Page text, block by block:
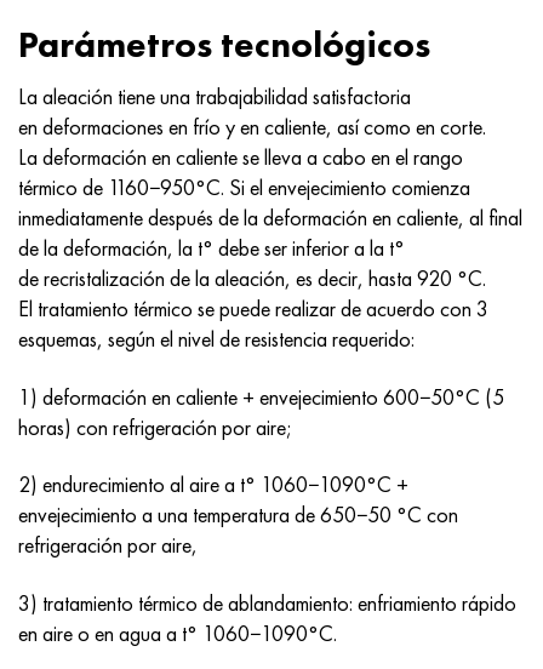
Parámetros tecnológicos
La aleación tiene una trabajabilidad satisfactoria
en deformaciones en frío y en caliente, así como en corte.
La deformación en caliente se lleva a cabo en el rango
térmico de 1160−950°C. Si el envejecimiento comienza
inmediatamente después de la deformación en caliente, al final
de la deformación, la t° debe ser inferior a la t°
de recristalización de la aleación, es decir, hasta 920 °C.
El tratamiento térmico se puede realizar de acuerdo con 3
esquemas, según el nivel de resistencia requerido:
1) deformación en caliente + envejecimiento 600−50°С (5
horas) con refrigeración por aire;
2) endurecimiento al aire a t° 1060−1090°С +
envejecimiento a una temperatura de 650−50 °С con
refrigeración por aire,
3) tratamiento térmico de ablandamiento: enfriamiento rápido
en aire o en agua a t° 1060−1090°C.